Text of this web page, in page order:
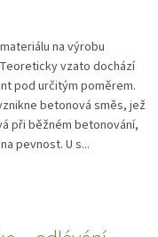
na výrobu
vzato dochází
pod určitým poměrem.
betonová směs, jež
při běžném betonování,
pevnost. U s...